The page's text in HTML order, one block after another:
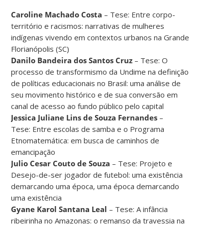
Caroline Machado Costa – Tese: Entre corpo-
território e racismos: narrativas de mulheres
indígenas vivendo em contextos urbanos na Grande
Florianópolis (SC)
Danilo Bandeira dos Santos Cruz – Tese: O
processo de transformismo da Undime na definição
de políticas educacionais no Brasil: uma análise de
seu movimento histórico e de sua conversão em
canal de acesso ao fundo público pelo capital
Jessica Juliane Lins de Souza Fernandes –
Tese: Entre escolas de samba e o Programa
Etnomatemática: em busca de caminhos de
emancipação
Julio Cesar Couto de Souza – Tese: Projeto e
Desejo-de-ser jogador de futebol: uma existência
demarcando uma época, uma época demarcando
uma existência
Gyane Karol Santana Leal – Tese: A infância
ribeirinha no Amazonas: o remanso da travessia na